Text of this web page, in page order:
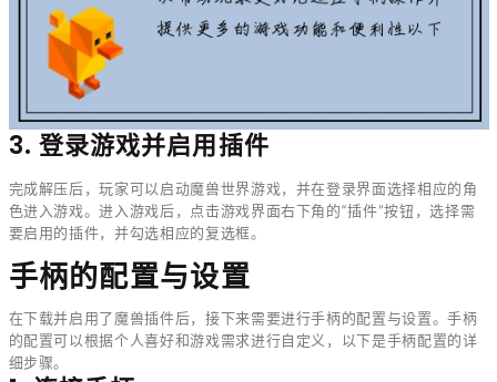
3. 登录游戏并启用插件
完成解压后，玩家可以启动魔兽世界游戏，并在登录界面选择相应的角
色进入游戏。进入游戏后，点击游戏界面右下角的“插件”按钮，选择需
要启用的插件，并勾选相应的复选框。
手柄的配置与设置
在下载并启用了魔兽插件后，接下来需要进行手柄的配置与设置。手柄
的配置可以根据个人喜好和游戏需求进行自定义，以下是手柄配置的详
细步骤。